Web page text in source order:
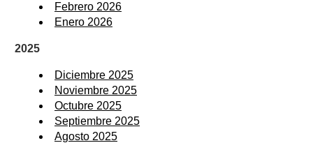
Febrero 2026
Enero 2026
2025
Diciembre 2025
Noviembre 2025
Octubre 2025
Septiembre 2025
Agosto 2025